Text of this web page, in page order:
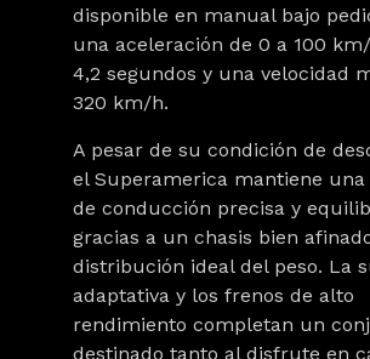
disponible en manual bajo
una aceleración de 0 a 100
4,2 segundos y una velocidad
320 km/h.
A pesar de su condición de
el Superamerica mantiene
de conducción precisa y
gracias a un chasis bien
distribución ideal del peso. La
adaptativa y los frenos de alto
rendimiento completan un
destinado tanto al disfrute en